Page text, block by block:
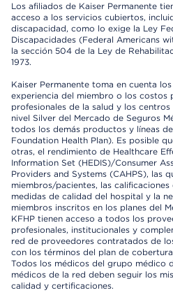
Los afiliados de Kaiser Permanente
acceso a los servicios cubiertos,
discapacidad, como lo exige la Ley
Discapacidades (Federal Americans
la sección 504 de la Ley de
1973.
Kaiser Permanente toma en cuenta
experiencia del miembro o los costos
profesionales de la salud y los
nivel Silver del Mercado de Seguros
todos los demás productos y líneas
Foundation Health Plan). Es posible
otras, el rendimiento de Healthcare
Information Set (HEDIS)/Consumer
Providers and Systems (CAHPS), las
miembros/pacientes, las
medidas de calidad del hospital y la
miembros inscritos en los planes del
KFHP tienen acceso a todos los
profesionales, institucionales y
red de proveedores contratados de
con los términos del plan de
Todos los médicos del grupo médico
médicos de la red deben seguir los
calidad y certificaciones.